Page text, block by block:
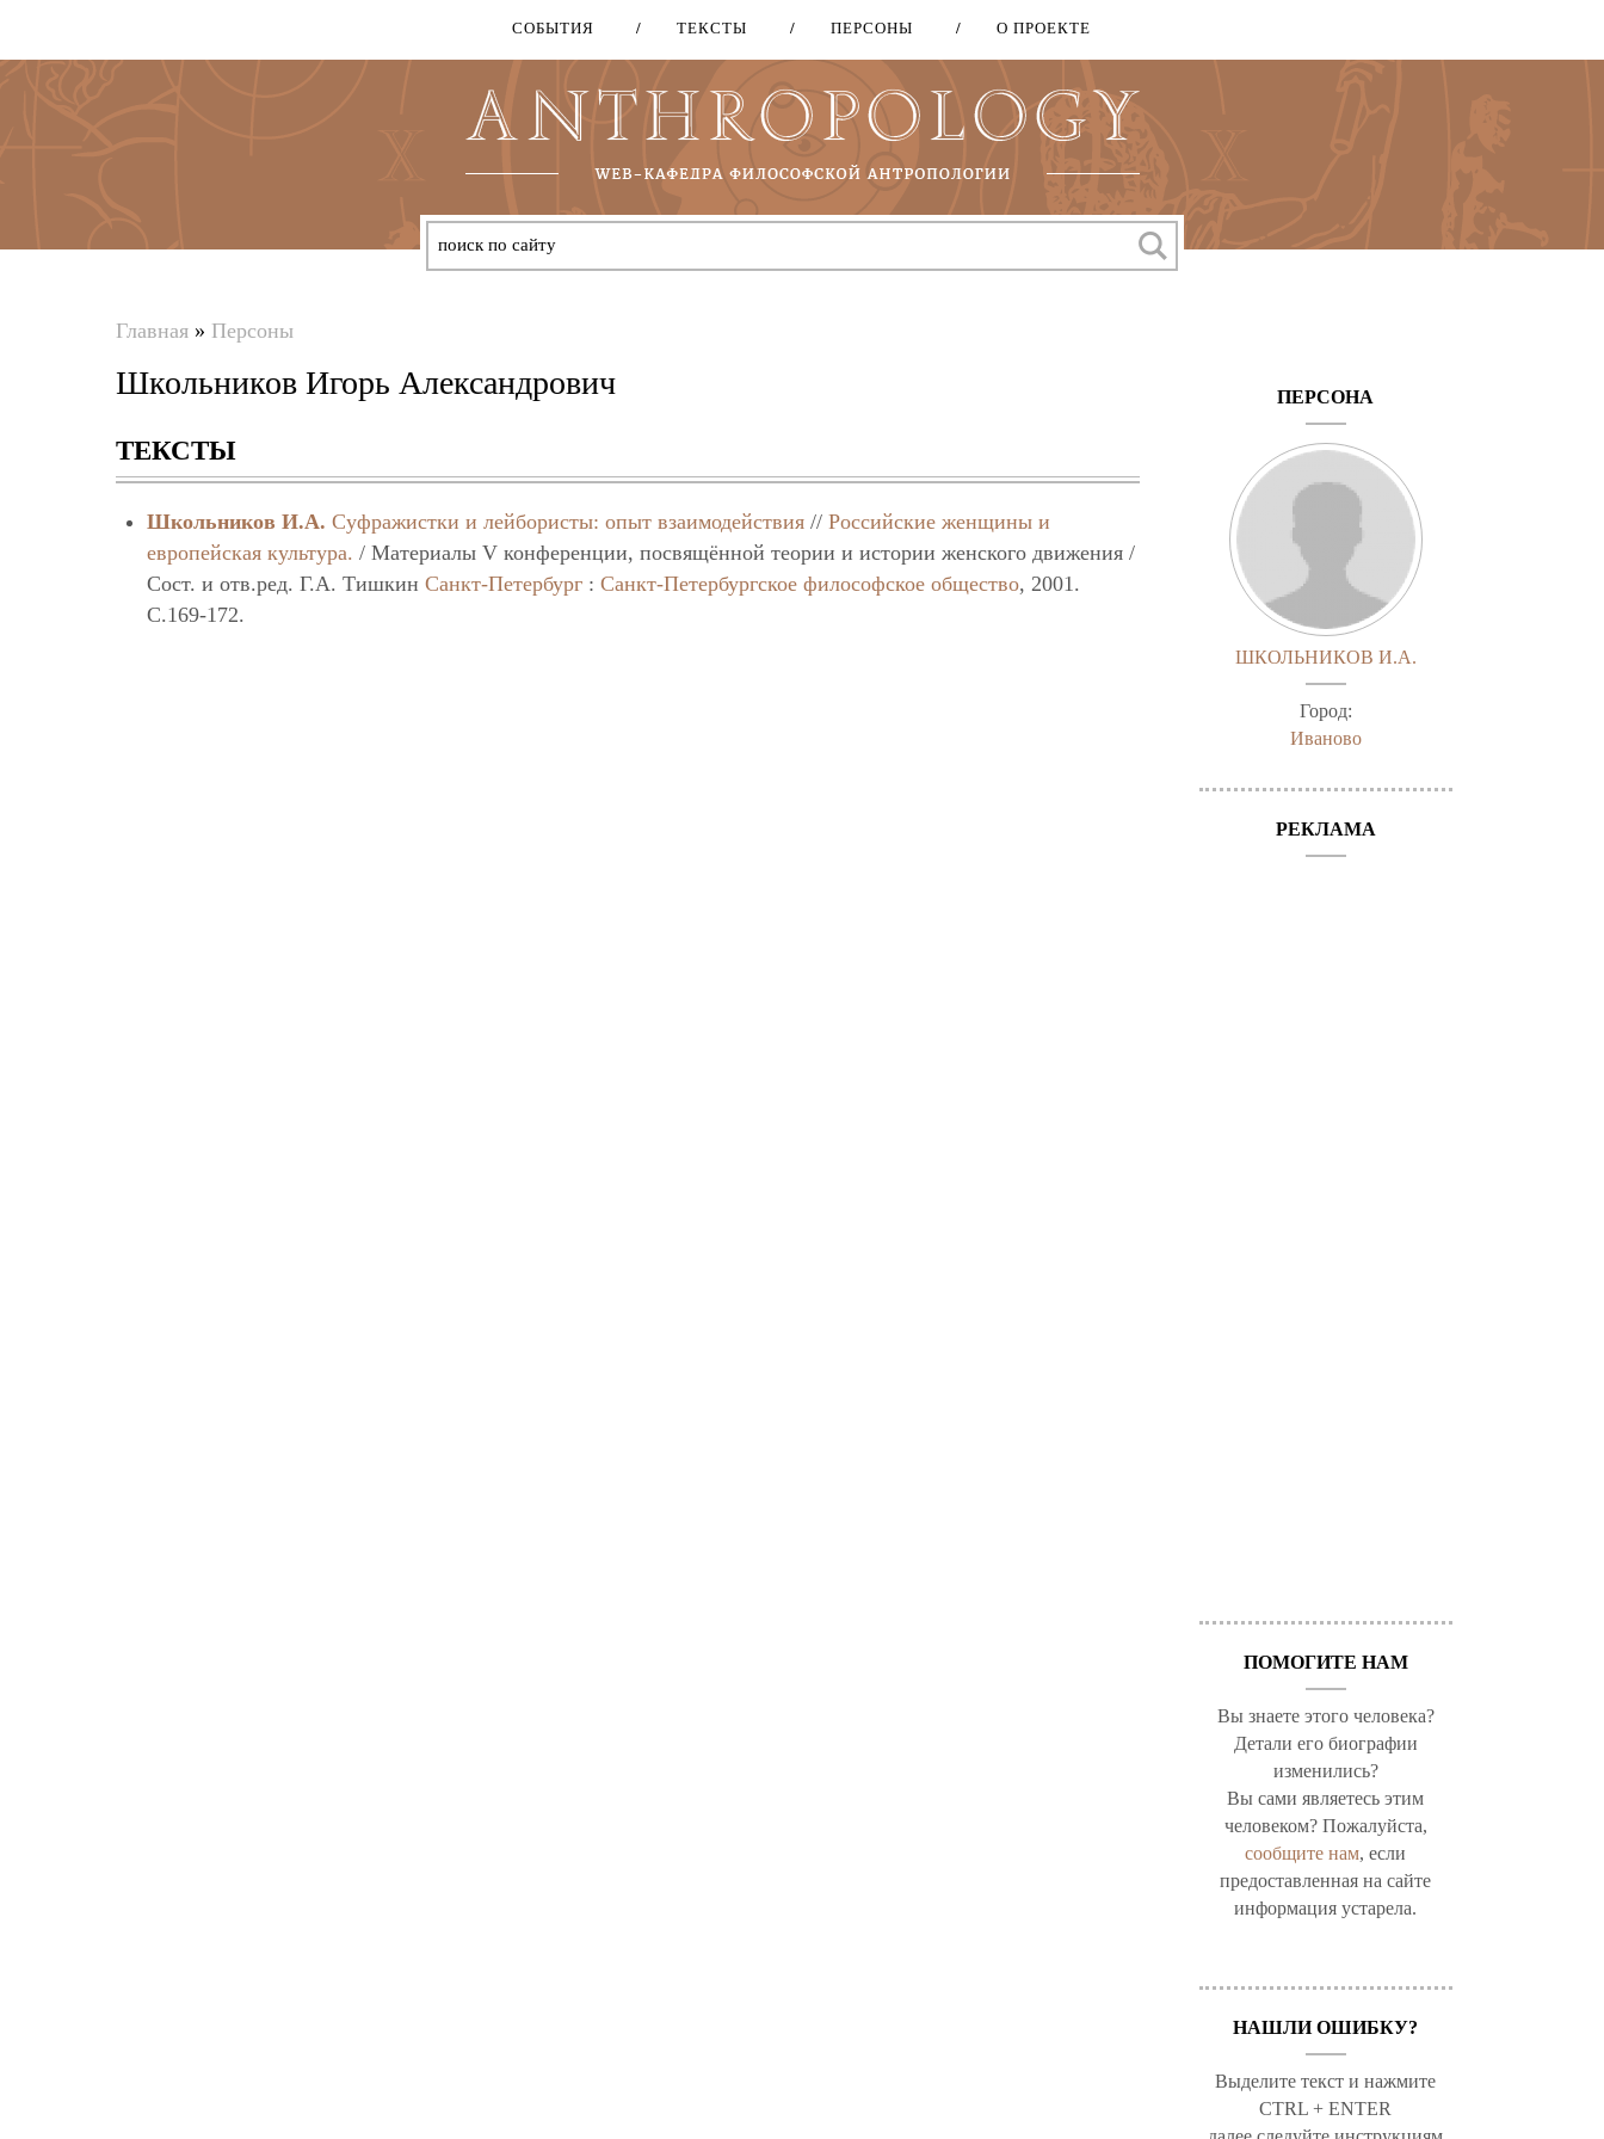
Перейти
основному
содержанию
СОБЫТИЯ ТЕКСТЫ ПЕРСОНЫ О ПРОЕКТЕ
здесь
Главная » Персоны
Школьников Игорь Александрович
ТЕКСТЫ
Школьников И.А. Суфражистки и лейбористы: опыт взаимодействия //Российские женщины и
европейская культура. / Материалы V конференции, посвящённой теории и истории женского движения /
Сост. и отв.ред. Г.А. ТишкинСанкт-Петербург :Санкт-Петербургское философское общество, 2001.
C.169-172.
ПЕРСОНА
ШКОЛЬНИКОВ И.А.
Город:
Иваново
РЕКЛАМА
ПОМОГИТЕ НАМ
Вы знаете этого человека?
Детали его биографии
изменились?
Вы сами являетесь этим
человеком? Пожалуйста,
сообщите нам, если
предоставленная на сайте
информация устарела.
НАШЛИ ОШИБКУ?
Выделите текст и нажмите
CTRL + ENTER